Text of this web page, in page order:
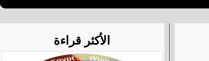
الأكثر قراءة